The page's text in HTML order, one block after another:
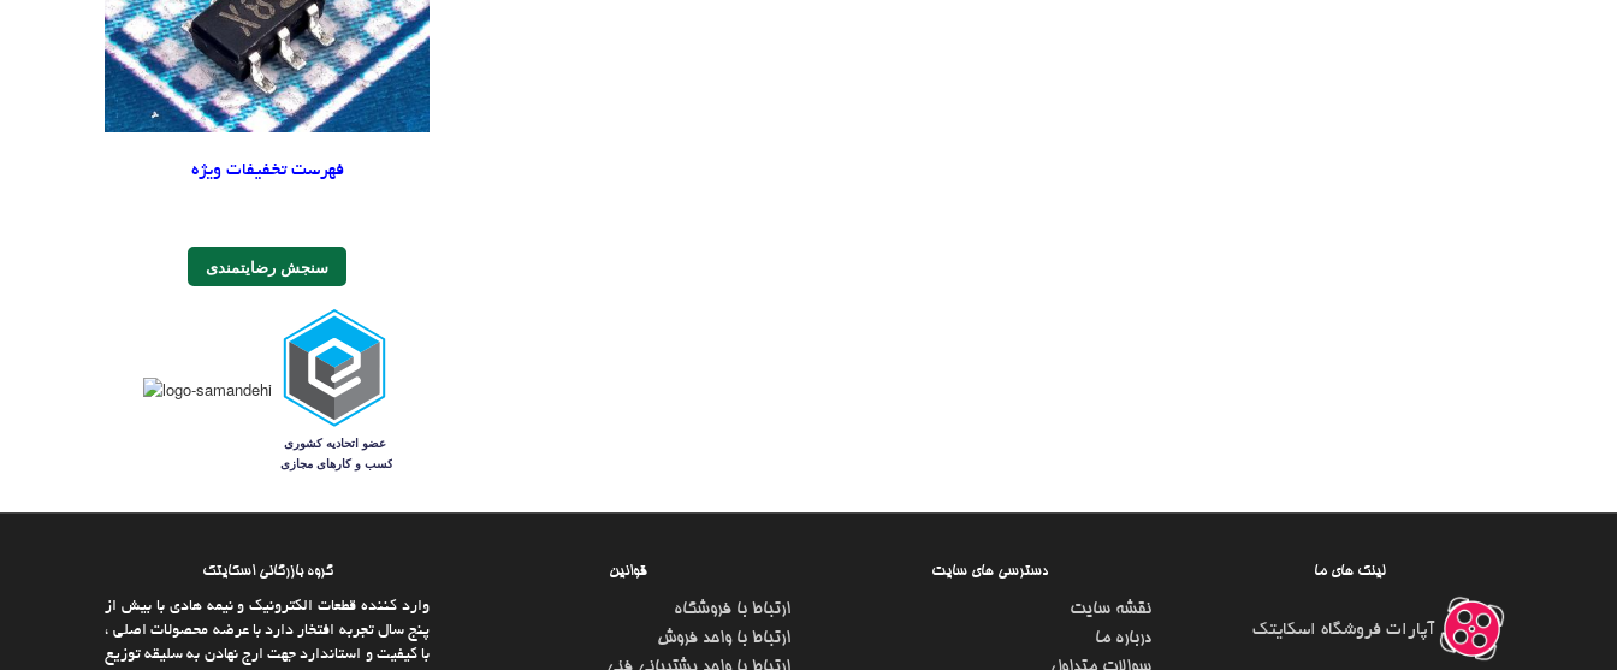
فهرست تخفیفات ویژه
سنجش رضایتمندی
گروه بازرگانی اسکایتک
وارد كننده قطعات الکترونیک و نیمه هادی با بیش از
پنج سال تجربه افتخار دارد با عرضه محصولات اصلی ،
با كیفیت و استاندارد جهت ارج نهادن به سلیقه توزیع
قوانین
ارتباط با فروشگاه
ارتباط با واحد فروش
دسترسی های سایت
نقشه سایت
درباره ما
لینک های ما
آپارات فروشگاه اسکایتک